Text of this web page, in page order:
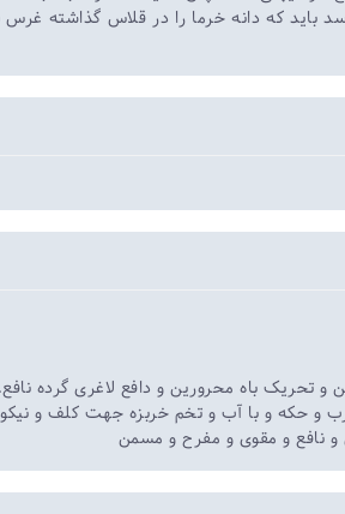
باید که دانه خرما را در قلاس گذاشته
باه محرورین و دافع لاغری گرده نافع.
و حکه و با آب و تخم خربزه جهت کلف و
و نافع و مقوی و مفرح و مسمن